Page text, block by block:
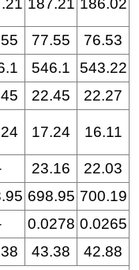
187.21 186.02
77.55
76.53
546.1
543.22
22.45
22.27
17.24 16.11
23.16
22.03
698.95 700.19
0.0278 0.0265
43.38
42.88